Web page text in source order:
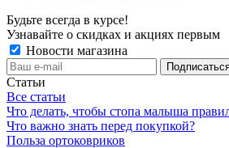
Будьте всегда в курсе!
Узнавайте о скидках и акциях первым
Новости магазина
Статьи
Все статьи
Что делать, чтобы стопа малыша
Что важно знать перед покупкой?
Польза ортоковриков